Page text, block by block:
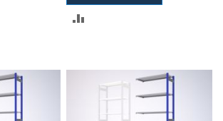
POROVNÁNÍ